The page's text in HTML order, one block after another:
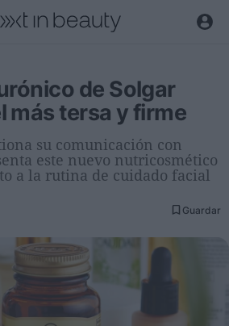
de Solgar
más tersa y firme
su comunicación con
este nuevo nutricosmético
a la rutina de cuidado facial
Guardar